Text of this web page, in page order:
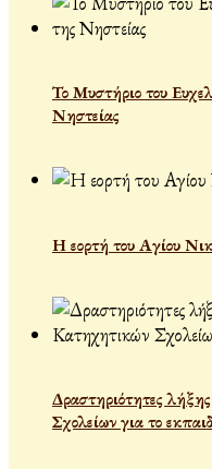
Το Μυστήριο του
Νηστείας
Η εορτή του Αγίου
Δραστηριότητες
Σχολείων για το